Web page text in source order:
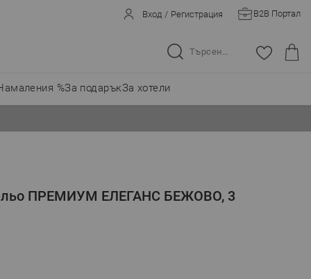
Вход / Регистрация B2B Портал
Търсене в целия магазин...
%За подаръкЗа хотели
ПРЕМИУМ ЕЛЕГАНС БЕЖОВО, 3